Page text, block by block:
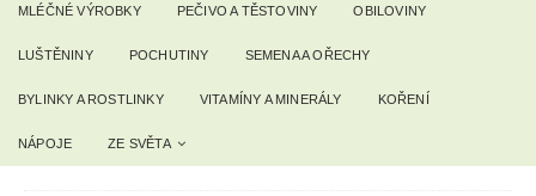
MLÉČNÉ VÝROBKY PEČIVO A TĚSTOVINY OBILOVINY
LUŠTĚNINY POCHUTINY SEMENA A OŘECHY
BYLINKY A ROSTLINKY VITAMÍNY A MINERÁLY KOŘENÍ
NÁPOJE ZE SVĚTA